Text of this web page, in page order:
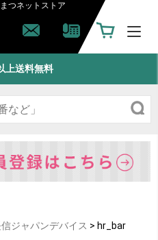
つネットストア
上送料無料
ジャパンデバイス > hr_bar